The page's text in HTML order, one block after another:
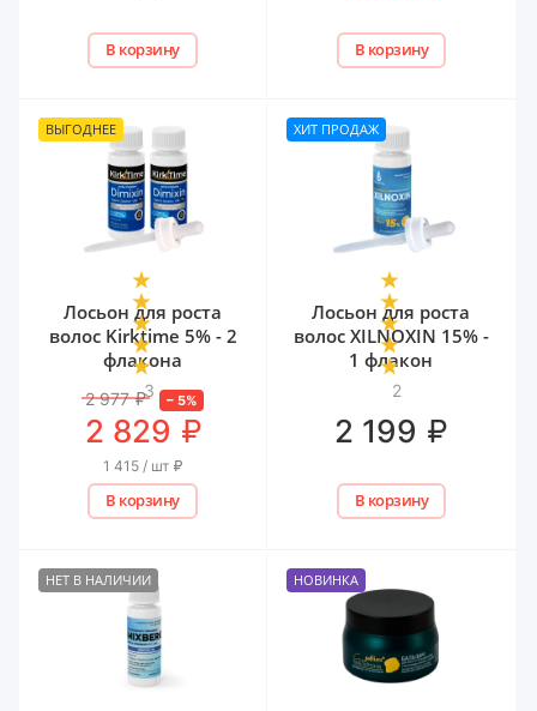
В корзину В корзину
ВЫГОДНЕЕ
3
Лосьон для роста
волос Kirktime 5% - 2
флакона
2 977 ₽ –5%
2 829 ₽
1 415 / шт ₽
В корзину
ХИТ ПРОДАЖ
2
Лосьон для роста
волос XILNOXIN 15% -
1 флакон
2 199 ₽
В корзину
НЕТ В НАЛИЧИИ НОВИНКА